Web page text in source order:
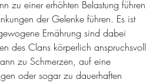
zu einer erhöhten Belastung führen
der Gelenke führen. Es ist
Ernährung sind dabei
des Clans körperlich anspruchsvoll
zu Schmerzen, auf eine
oder sogar zu dauerhaften